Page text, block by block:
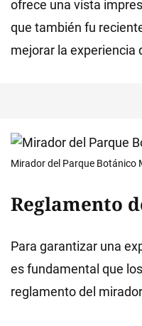
ofrece una vista
que también fu
mejorar la experiencia
Mirador del Parque Botánico
Reglamento
Para garantizar una
es fundamental que
reglamento del